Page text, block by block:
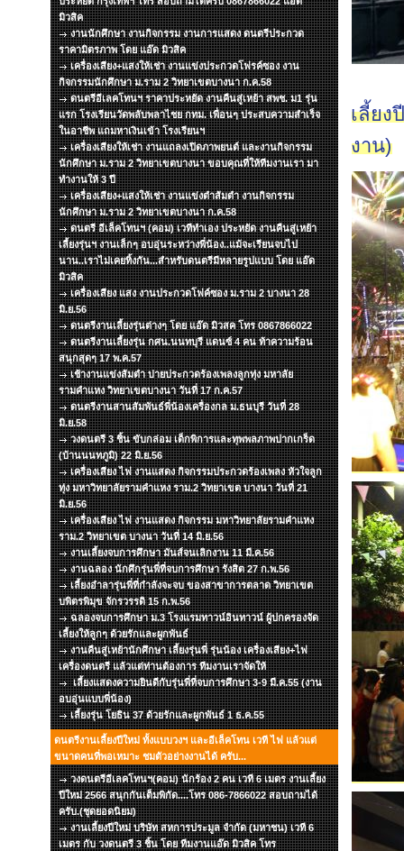
มิวสิค
งานนักศึกษา งานกิจกรรม งานการแสดง ดนตรีประกวด
ราคามิตรภาพ โดย แอ๊ด มิวสิค
เครื่องเสียง+แสงให้เช่า งานแข่งประกวดโฟรค์ซอง งาน
กิจกรรมนักศึกษา ม.ราม 2 วิทยาเขตบางนา ก.ค.58
ดนตรีอีเลคโทนฯ ราคาประหยัด งานคืนสู่เหย้า สพช. ม1 รุ่น
แรก โรงเรียนวัดพลับพลาไชย กทม. เพื่อนๆ ประสบความสำเร็จ
ในอาชีพ แถมหาเงินเข้า โรงเรียนฯ
เครื่องเสียงให้เช่า งานแถลงเปิดภาพยนต์ และงานกิจกรรม
นักศึกษา ม.ราม 2 วิทยาเขตบางนา ขอบคุณที่ให้ทีมงานเรา มา
ทำงานให้ 3 ปี
เครื่องเสียง+แสงให้เช่า งานแข่งตำส้มตำ งานกิจกรรม
นักศึกษา ม.ราม 2 วิทยาเขตบางนา ก.ค.58
ดนตรี อีเล็คโทนฯ (คอม) เวทีทำเอง ประหยัด งานคืนสู่เหย้า
เลี้ยงรุ่นฯ งานเล็กๆ อบอุ่นระหว่างพี่น้อง..แม้จะเรียนจบไป
นาน..เราไม่เคยทิ้งกัน...สำหรับดนตรีมีหลายรูปแบบ โดย แอ๊ด
มิวสิค
เครื่องเสียง แสง งานประกวดโฟค์ซอง ม.ราม 2 บางนา 28
มิ.ย.56
ดนตรีงานเลี้ยงรุ่นต่างๆ โดย แอ๊ด มิวสค โทร 0867866022
ดนตรีงานเลี้ยงรุ่น กศน.นนทบุรี แดนซ์ 4 คน ท้าความร้อน
สนุกสุดๆ 17 พ.ค.57
เช้างานแข่งส้มตำ บ่ายประกวดร้องเพลงลูกทุ่ง มหาลัย
รามคำแหง วิทยาเขตบางนา วันที่ 17 ก.ค.57
ดนตรีงานสานสัมพันธ์พี่น้องเครื่องกล ม.ธนบุรี วันที่ 28
มิ.ย.58
วงดนตรี 3 ชิ้น ขับกล่อม เด็กพิการและทุพพลภาพปากเกร็ด
(บ้านนนทภูมิ) 22 มิ.ย.56
เครื่องเสียง ไฟ งานแสดง กิจกรรมประกวดร้องเพลง หัวใจลูก
ทุ่ง มหาวิทยาลัยรามคำแหง ราม.2 วิทยาเขต บางนา วันที่ 21
มิ.ย.56
เครื่องเสียง ไฟ งานแสดง กิจกรรม มหาวิทยาลัยรามคำแหง
ราม.2 วิทยาเขต บางนา วันที่ 14 มิ.ย.56
งานเลี้ยงจบการศึกษา มันส์จนเลิกงาน 11 มี.ค.56
งานฉลอง นักศึกรุ่นพี่ที่จบการศึกษา รังสิต 27 ก.พ.56
เลี้ยงอำลารุ่นพี่ที่กำลังจะจบ ของสาขาการตลาด วิทยาเขต
บพิตรพิมุข จักรวรรดิ 15 ก.พ.56
ฉลองจบการศึกษา ม.3 โรงแรมทาวน์อินทาวน์ ผู้ปกครองจัด
เลี้ยงให้ลูกๆ ด้วยรักและผูกพันธ์
งานคืนสู่เหย้านักศึกษา เลี้ยงรุ่นพี่ รุ่นน้อง เครื่องเสียง+ไฟ
เครื่องดนตรี แล้วแต่ท่านต้องการ ทีมงานเราจัดให้
เลี้ยงแสดงความยินดีกับรุ่นพี่ที่จบการศึกษา 3-9 มี.ค.55 (งาน
อบอุ่นแบบพี่น้อง)
เลี้ยงรุ่น โยธิน 37 ด้วยรักและผูกพันธ์ 1 ธ.ค.55
ดนตรีงานเลี้ยงปีใหม่ ทั้งแบบวงฯ และอีเล็คโทน เวที ไฟ แล้วแต่
ขนาดคนที่พอเหมาะ ชมตัวอย่างงานได้ ครับ...
วงดนตรีอีเลคโทนฯ(คอม) นักร้อง 2 คน เวที 6 เมตร งานเลี้ยง
ปีใหม่ 2566 สนุกกันเต็มพิกัด....โทร 086-7866022 สอบถามได้
ครับ.(ชุดยอดนิยม)
งานเลี้ยงปีใหม่ บริษัท สหการประมูล จำกัด (มหาชน) เวที 6
เมตร กับ วงดนตรี 3 ชิ้น โดย ทีมงานแอ๊ด มิวสิค โทร
เลี้ยง
งาน)